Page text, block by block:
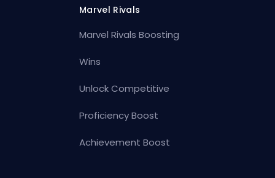
Marvel Rivals
Marvel Rivals Boosting
Wins
Unlock Competitive
Proficiency Boost
Achievement Boost